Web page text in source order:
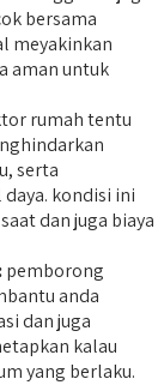
bersama
meyakinkan
aman untuk
rumah tentu
serta
kondisi ini
dan juga biaya
pemborong
anda
dan juga
kalau
yang berlaku.